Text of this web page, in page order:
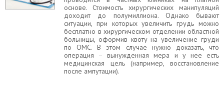
Иногда после завершения реабилитационного
периода прощупывается имплант после
маммопластики или ощущается грудной имплант
при движении. В одних случаях это указывает на
существенные врачебные ошибки, которые
нужно исправлять, в других – никаких
манипуляций производить не нужно и симптом
сам по себе исчезает. Следует разобраться в
причинах.
основе. Стоимость хирургических манипуляций
доходит до полумиллиона. Однако бывают
ситуации, при которых увеличить грудь можно
бесплатно в хирургическом отделении областной
больницы, оформив квоту на увеличение груди
по ОМС. В этом случае нужно доказать, что
операция – вынужденная мера и у нее есть
медицинская цель (например, восстановление
после ампутации).